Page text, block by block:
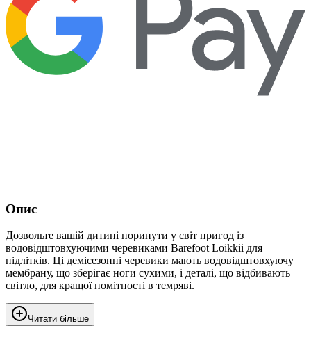
Опис
Дозвольте вашій дитині поринути у світ пригод із
водовідштовхуючими черевиками Barefoot Loikkii для
підлітків. Ці демісезонні черевики мають водовідштовхуючу
мембрану, що зберігає ноги сухими, і деталі, що відбивають
світло, для кращої помітності в темряві.
Читати більше